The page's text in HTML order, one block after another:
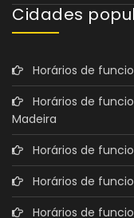
Cidades
Horários de
Horários de
Madeira
Horários de
Horários de
Horários de